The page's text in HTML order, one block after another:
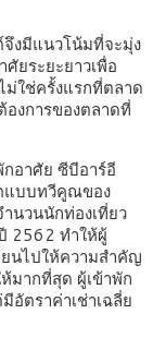
งมีแนวโน้มที่จะมุ่ง
ยระยะยาวเพื่อ
ม่ใช่ครั้งแรกที่ตลาด
องการของตลาดที่
อาศัย ซีบีอาร์อี
แบบทวีคูณของ
นวนนักท่องเที่ยว
2562 ทำให้ผู้
นไปให้ความสำคัญ
มากที่สุด ผู้เข้าพัก
อัตราค่าเช่าเฉลี่ย